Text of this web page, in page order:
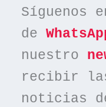
Síguenos
de
nuestro
recibir
noticias